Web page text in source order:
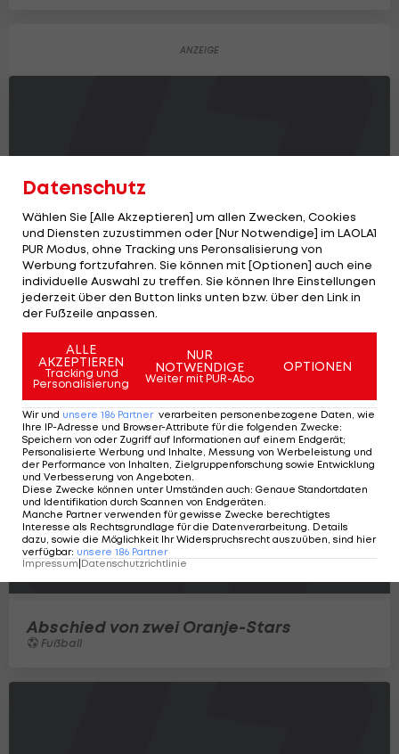
Oranje-Star hört endgültig auf
Abschied von zwei Oranje-Stars
Fußball
Datenschutz
Wählen Sie [Alle Akzeptieren] um allen Zwecken, Cookies
und Diensten zuzustimmen oder [Nur Notwendige] im LAOLA1
PUR Modus, ohne Tracking uns Peronsalisierung von
Werbung fortzufahren. Sie können mit [Optionen] auch eine
individuelle Auswahl zu treffen. Sie können Ihre Einstellungen
jederzeit über den Button links unten bzw. über den Link in
der Fußzeile anpassen.
ALLE
AKZEPTIEREN
Tracking und
Personalisierung
NUR
NOTWENDIGE
Weiter mit PUR-Abo
OPTIONEN
Wir und unsere 186 Partner verarbeiten personenbezogene Daten, wie
Ihre IP-Adresse und Browser-Attribute für die folgenden Zwecke:
Speichern von oder Zugriff auf Informationen auf einem Endgerät;
Personalisierte Werbung und Inhalte, Messung von Werbeleistung und
der Performance von Inhalten, Zielgruppenforschung sowie Entwicklung
und Verbesserung von Angeboten.
Diese Zwecke können unter Umständen auch: Genaue Standortdaten
und Identifikation durch Scannen von Endgeräten.
Manche Partner verwenden für gewisse Zwecke berechtigtes
Interesse als Rechtsgrundlage für die Datenverarbeitung. Details
dazu, sowie die Möglichkeit Ihr Widerspruchsrecht auszuüben, sind hier
verfügbar: unsere 186 Partner
Impressum Datenschutzrichtlinie